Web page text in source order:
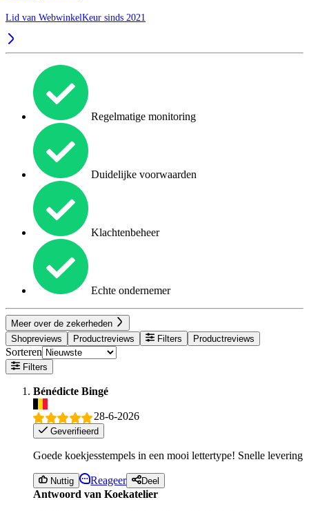
Lid van WebwinkelKeur sinds 2021
Regelmatige monitoring
Duidelijke voorwaarden
Klachtenbeheer
Echte ondernemer
Meer over de zekerheden
Shopreviews
Productreviews Filters Productreviews
Sorteren
Filters
Bénédicte Bingé
28-6-2026
Geverifieerd
Goede koekjesstempels in een mooi lettertype! Snelle levering
Nuttig Reageer Deel
Antwoord van Koekatelier